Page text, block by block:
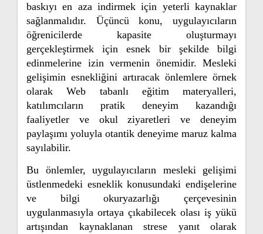
baskıyı en aza indirmek için yeterli kaynaklar
sağlanmalıdır. Üçüncü konu, uygulayıcıların
öğrenicilerde kapasite oluşturmayı
gerçekleştirmek için esnek bir şekilde bilgi
edinmelerine izin vermenin önemidir. Mesleki
gelişimin esnekliğini artıracak önlemlere örnek
olarak Web tabanlı eğitim materyalleri,
katılımcıların pratik deneyim kazandığı
faaliyetler ve okul ziyaretleri ve deneyim
paylaşımı yoluyla otantik deneyime maruz kalma
sayılabilir.
Bu önlemler, uygulayıcıların mesleki gelişimi
üstlenmedeki esneklik konusundaki endişelerine
ve bilgi okuryazarlığı çerçevesinin
uygulanmasıyla ortaya çıkabilecek olası iş yükü
artışından kaynaklanan strese yanıt olarak